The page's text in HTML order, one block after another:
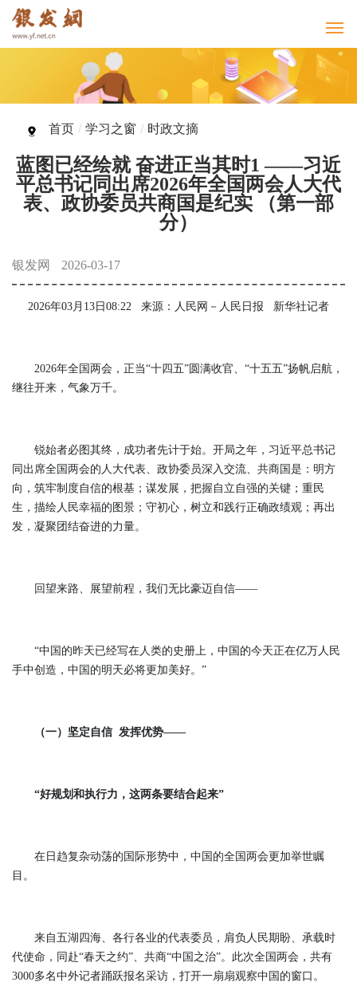
首页 / 学习之窗 / 时政文摘
蓝图已经绘就 奋进正当其时1 ——习近
平总书记同出席2026年全国两会人大代
表、政协委员共商国是纪实 （第一部
分）
银发网 2026-03-17
2026年03月13日08:22 来源：人民网－人民日报 新华社记者
2026年全国两会，正当“十四五”圆满收官、“十五五”扬帆启航，
继往开来，气象万千。
锐始者必图其终，成功者先计于始。开局之年，习近平总书记
同出席全国两会的人大代表、政协委员深入交流、共商国是：明方
向，筑牢制度自信的根基；谋发展，把握自立自强的关键；重民
生，描绘人民幸福的图景；守初心，树立和践行正确政绩观；再出
发，凝聚团结奋进的力量。
回望来路、展望前程，我们无比豪迈自信——
“中国的昨天已经写在人类的史册上，中国的今天正在亿万人民
手中创造，中国的明天必将更加美好。”
（一）坚定自信 发挥优势——
“好规划和执行力，这两条要结合起来”
在日趋复杂动荡的国际形势中，中国的全国两会更加举世瞩
目。
来自五湖四海、各行各业的代表委员，肩负人民期盼、承载时
代使命，同赴“春天之约”、共商“中国之治”。此次全国两会，共有
3000多名中外记者踊跃报名采访，打开一扇扇观察中国的窗口。